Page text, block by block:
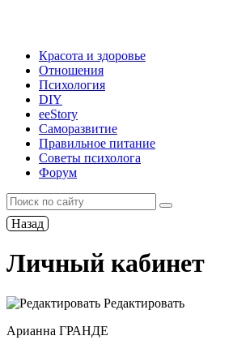
Красота и здоровье
Отношения
Психология
DIY
ееStory
Саморазвитие
Правильное питание
Советы психолога
Форум
Назад
Личный кабинет
Редактировать
Арианна ГРАНДЕ